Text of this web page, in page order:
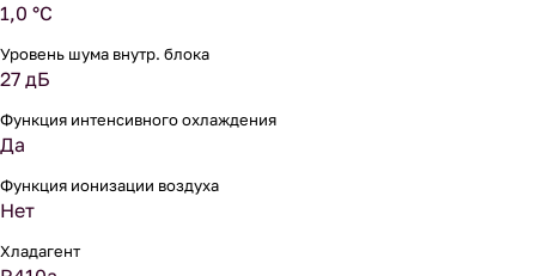
1,0 °С
Уровень шума внутр. блока
27 дБ
Функция интенсивного охлаждения
Да
Функция ионизации воздуха
Нет
Хладагент